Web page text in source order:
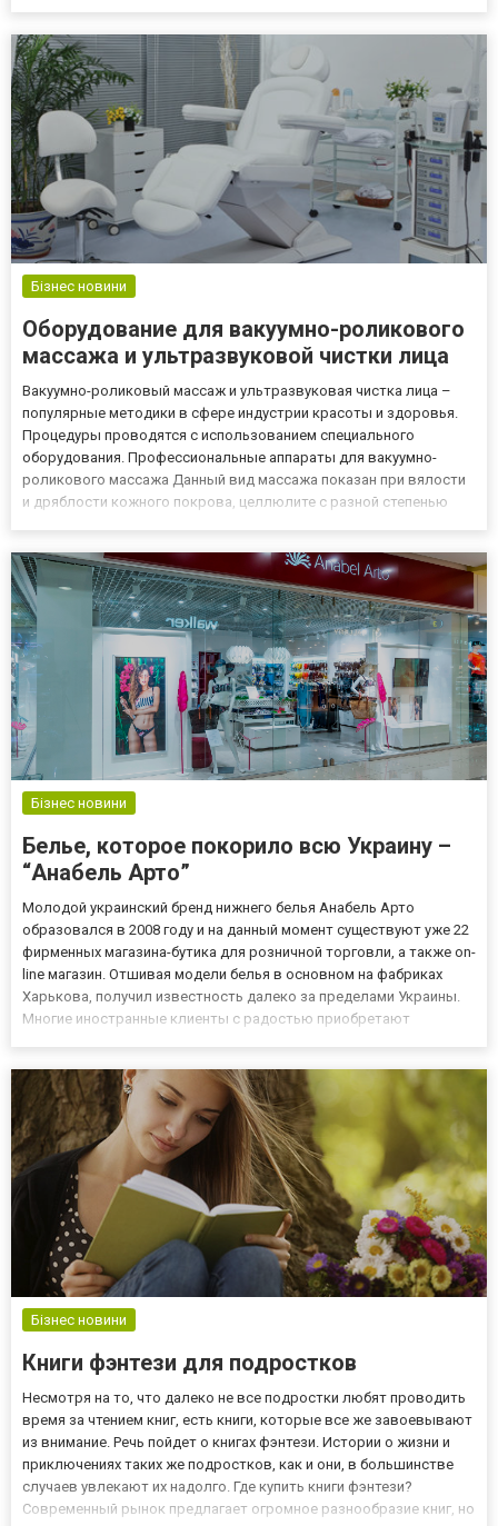
Бізнес новини
Оборудование для вакуумно-роликового
массажа и ультразвуковой чистки лица
Вакуумно-роликовый массаж и ультразвуковая чистка лица –
популярные методики в сфере индустрии красоты и здоровья.
Процедуры проводятся с использованием специального
оборудования. Профессиональные аппараты для вакуумно-
роликового массажа Данный вид массажа показан при вялости
и дряблости кожного покрова, целлюлите с разной степенью
оборудо...
Бізнес новини
Белье, которое покорило всю Украину –
“Анабель Арто”
Молодой украинский бренд нижнего белья Анабель Арто
образовался в 2008 году и на данный момент существуют уже 22
фирменных магазина-бутика для розничной торговли, а также on-
line магазин. Отшивая модели белья в основном на фабриках
Харькова, получил известность далеко за пределами Украины.
Многие иностранные клиенты с радостью приобретают
Кроме...
Бізнес новини
Книги фэнтези для подростков
Несмотря на то, что далеко не все подростки любят проводить
время за чтением книг, есть книги, которые все же завоевывают
из внимание. Речь пойдет о книгах фэнтези. Истории о жизни и
приключениях таких же подростков, как и они, в большинстве
случаев увлекают их надолго. Где купить книги фэнтези?
Современный рынок предлагает огромное разнообразие книг, но